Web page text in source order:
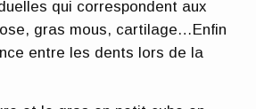
qui correspondent aux
gras mous, cartilage…Enfin
entre les dents lors de la